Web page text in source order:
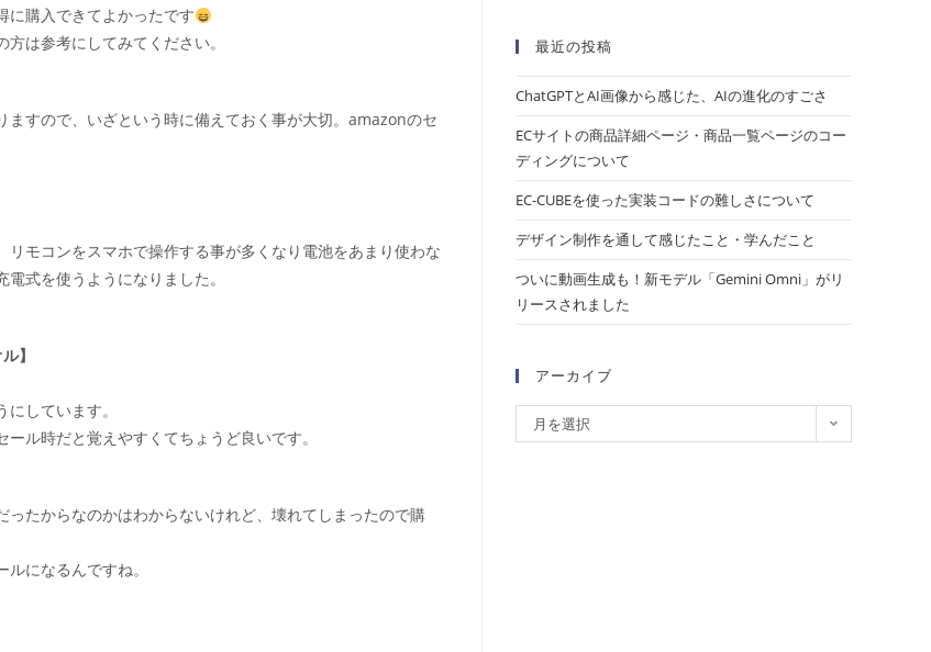
に購入できてよかったです
は参考にしてみてください。
すので、いざという時に備えておく事が大切。amazonのセ
モコンをスマホで操作する事が多くなり電池をあまり使わな
式を使うようになりました。
】
しています。
ル時だと覚えやすくてちょうど良いです。
たからなのかはわからないけれど、壊れてしまったので購
になるんですね。
最近の投稿
ChatGPTとAI画像から感じた、AIの進化のすごさ
ECサイトの商品詳細ページ・商品一覧ページのコー
ディングについて
EC-CUBEを使った実装コードの難しさについて
デザイン制作を通して感じたこと・学んだこと
ついに動画生成も！新モデル「Gemini Omni」がリ
リースされました
アーカイブ
月を選択